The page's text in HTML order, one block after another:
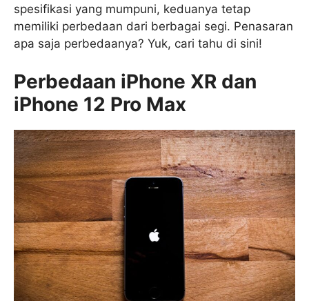
spesifikasi yang mumpuni, keduanya tetap
memiliki perbedaan dari berbagai segi. Penasaran
apa saja perbedaanya? Yuk, cari tahu di sini!
Perbedaan iPhone XR dan
iPhone 12 Pro Max